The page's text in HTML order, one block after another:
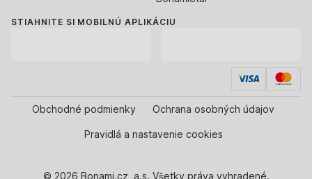
STIAHNITE SI MOBILNÚ APLIKÁCIU
Obchodné podmienky Ochrana osobných údajov
Pravidlá a nastavenie cookies
© 2026 Bonami.cz, a.s. Všetky práva vyhradené.